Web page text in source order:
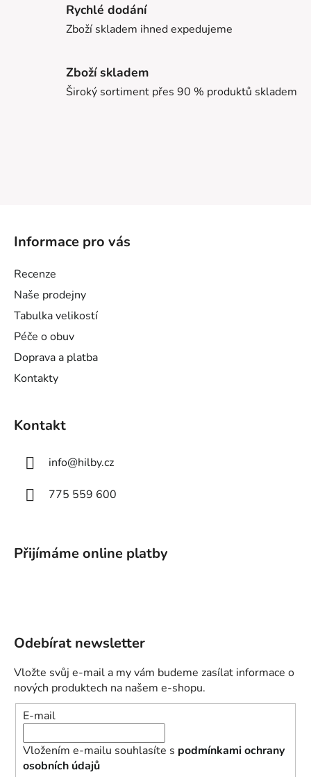
Rychlé dodání
Zboží skladem ihned expedujeme
Zboží skladem
Široký sortiment přes 90 % produktů skladem
Informace pro vás
Recenze
Naše prodejny
Tabulka velikostí
Péče o obuv
Doprava a platba
Kontakty
Kontakt
info@hilby.cz
775 559 600
Přijímáme online platby
Odebírat newsletter
Vložte svůj e-mail a my vám budeme zasílat informace o
nových produktech na našem e-shopu.
E-mail
Vložením e-mailu souhlasíte s podmínkami ochrany
osobních údajů